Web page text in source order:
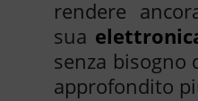
rendere
sua
senza
approfondito